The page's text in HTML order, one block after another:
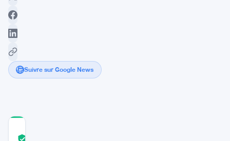
Suivre sur Google News